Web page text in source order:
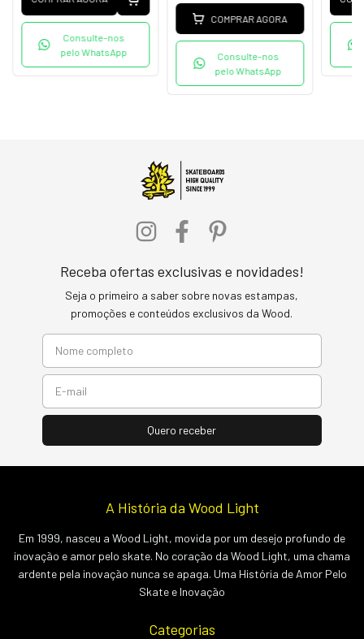
Consulte-nos
pelo WhatsApp
COMPRAR AGORA
Consulte-nos
pelo WhatsApp
Receba ofertas exclusivas e novidades!
Seja o primeiro a saber sobre novas estampas,
promoções e conteúdos exclusivos da Wood.
A História da Wood Light
Em 1999, nasceu a Wood Light, movida por um desejo profundo de
inovação e amor pelo skate. No coração da Wood Light, uma chama
ardente pela inovação nunca se apaga. Uma História de Amor Pelo
Skate e Inovação
Categorias